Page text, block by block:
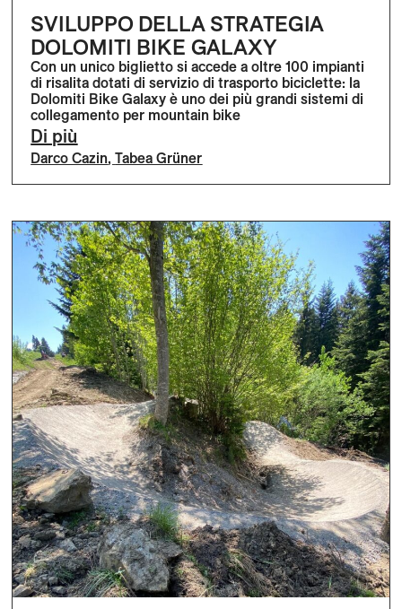
SVILUPPO DELLA STRATEGIA
DOLOMITI BIKE GALAXY
Con un unico biglietto si accede a oltre 100 impianti
di risalita dotati di servizio di trasporto biciclette: la
Dolomiti Bike Galaxy è uno dei più grandi sistemi di
collegamento per mountain bike
Di più
Darco Cazin,Tabea Grüner